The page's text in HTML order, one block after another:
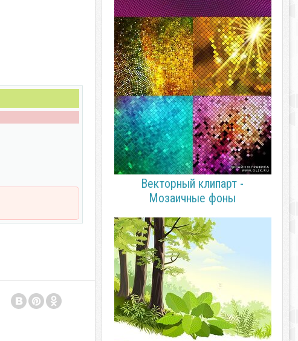
Векторный клипарт -
Мозаичные фоны